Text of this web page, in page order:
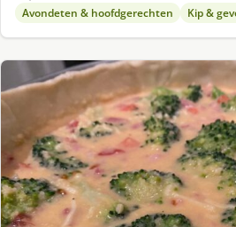
Avondeten & hoofdgerechten Kip &